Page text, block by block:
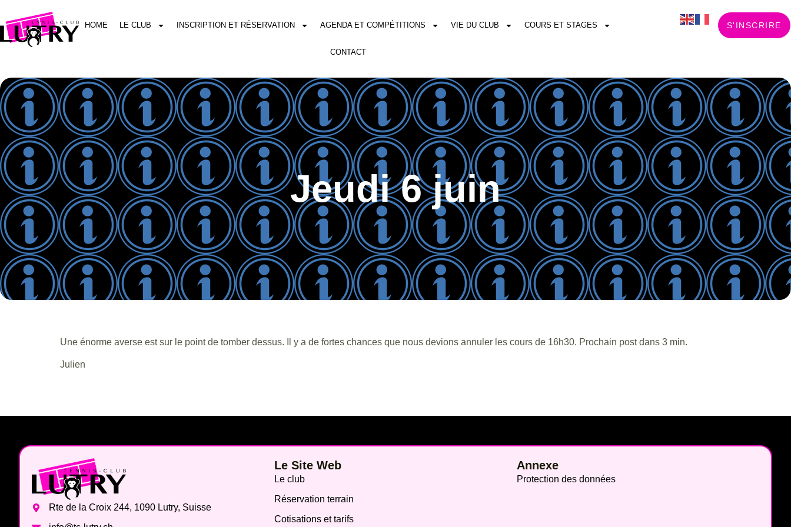
HOME LE CLUB INSCRIPTION ET RÉSERVATION AGENDA ET COMPÉTITIONS VIE DU CLUB COURS ET STAGES
CONTACT
S'INSCRIRE
Jeudi 6 juin
Une énorme averse est sur le point de tomber dessus. Il y a de fortes chances que nous devions annuler les cours de 16h30. Prochain post dans 3 min.
Julien
Rte de la Croix 244, 1090 Lutry, Suisse
Le Site Web
Le club
Réservation terrain
Cotisations et tarifs
Annexe
Protection des données